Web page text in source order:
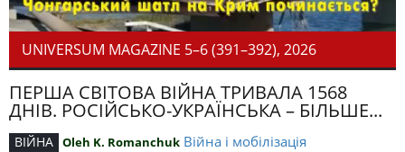
UNIVERSUM MAGAZINE 5–6 (391–392), 2026
ПЕРША СВІТОВА ВІЙНА ТРИВАЛА 1568
ДНІВ. РОСІЙСЬКО-УКРАЇНСЬКА – БІЛЬШЕ...
ВІЙНА Oleh K. Romanchuk Війна і мобілізація